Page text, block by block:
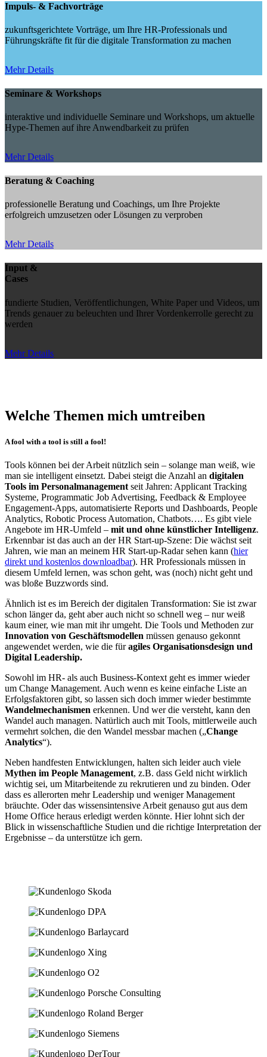
Impuls- & Fachvorträge
zukunftsgerichtete Vorträge, um Ihre HR-Professionals und
Führungskräfte fit für die digitale Transformation zu machen
Mehr Details
Seminare & Workshops
interaktive und individuelle Seminare und Workshops, um aktuelle
Hype-Themen auf ihre Anwendbarkeit zu prüfen
Mehr Details
Beratung & Coaching
professionelle Beratung und Coachings, um Ihre Projekte
erfolgreich umzusetzen oder Lösungen zu verproben
Mehr Details
Input &
Cases
fundierte Studien, Veröffentlichungen, White Paper und Videos, um
Trends genauer zu beleuchten und Ihrer Vordenkerrolle gerecht zu
werden
Mehr Details
Welche Themen mich umtreiben
A fool with a tool is still a fool!
Tools können bei der Arbeit nützlich sein – solange man weiß, wie
man sie intelligent einsetzt. Dabei steigt die Anzahl an digitalen
Tools im Personalmanagement seit Jahren: Applicant Tracking
Systeme, Programmatic Job Advertising, Feedback & Employee
Engagement-Apps, automatisierte Reports und Dashboards, People
Analytics, Robotic Process Automation, Chatbots…. Es gibt viele
Angebote im HR-Umfeld – mit und ohne künstlicher Intelligenz.
Erkennbar ist das auch an der HR Start-up-Szene: Die wächst seit
Jahren, wie man an meinem HR Start-up-Radar sehen kann (hier
direkt und kostenlos downloadbar). HR Professionals müssen in
diesem Umfeld lernen, was schon geht, was (noch) nicht geht und
was bloße Buzzwords sind.
Ähnlich ist es im Bereich der digitalen Transformation: Sie ist zwar
schon länger da, geht aber auch nicht so schnell weg – nur weiß
kaum einer, wie man mit ihr umgeht. Die Tools und Methoden zur
Innovation von Geschäftsmodellen müssen genauso gekonnt
angewendet werden, wie die füragiles Organisationsdesign und
Digital Leadership.
Sowohl im HR- als auch Business-Kontext geht es immer wieder
um Change Management. Auch wenn es keine einfache Liste an
Erfolgsfaktoren gibt, so lassen sich doch immer wieder bestimmte
Wandelmechanismen erkennen. Und wer die versteht, kann den
Wandel auch managen. Natürlich auch mit Tools, mittlerweile auch
vermehrt solchen, die den Wandel messbar machen („Change
Analytics“).
Neben handfesten Entwicklungen, halten sich leider auch viele
Mythen im People Management, z.B. dass Geld nicht wirklich
wichtig sei, um Mitarbeitende zu rekrutieren und zu binden. Oder
dass es allerorten mehr Leadership und weniger Management
bräuchte. Oder das wissensintensive Arbeit genauso gut aus dem
Home Office heraus erledigt werden könnte. Hier lohnt sich der
Blick in wissenschaftliche Studien und die richtige Interpretation der
Ergebnisse – da unterstütze ich gern.